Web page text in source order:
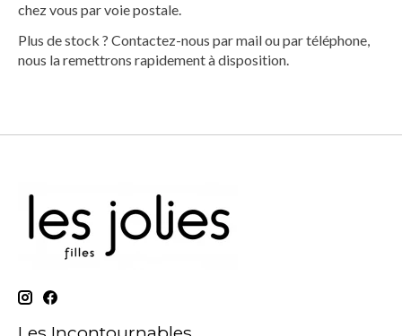
chez vous par voie postale.
Plus de stock ? Contactez-nous par mail ou par téléphone,
nous la remettrons rapidement à disposition.